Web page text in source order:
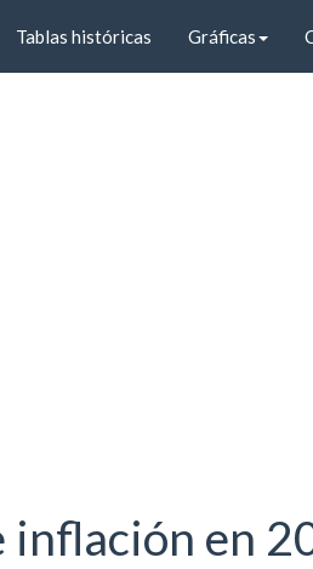
Tablas históricas Gráficas
inflación en